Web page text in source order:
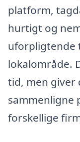
platform,
hurtigt og
uforpligtende
lokalområde.
tid, men giver
sammenligne
forskellige